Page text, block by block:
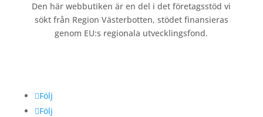
Den här webbutiken är en del i det företagsstöd vi
sökt från Region Västerbotten, stödet finansieras
genom EU:s regionala utvecklingsfond.
Följ
Följ